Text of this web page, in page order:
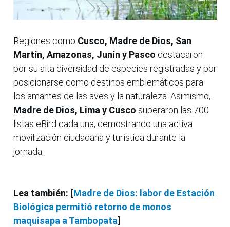
Regiones como Cusco, Madre de Dios, San
Martín, Amazonas, Junín y Pasco destacaron
por su alta diversidad de especies registradas y por
posicionarse como destinos emblemáticos para
los amantes de las aves y la naturaleza. Asimismo,
Madre de Dios, Lima y Cusco superaron las 700
listas eBird cada una, demostrando una activa
movilización ciudadana y turística durante la
jornada.
Lea también: [Madre de Dios: labor de Estación
Biológica permitió retorno de monos
maquisapa a Tambopata]